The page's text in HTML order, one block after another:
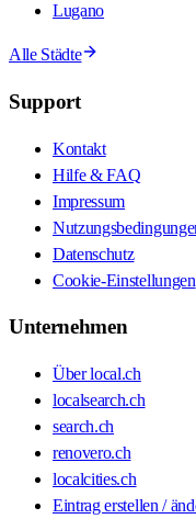
Lugano
Alle Städte
Support
Kontakt
Hilfe & FAQ
Impressum
Datenschutz
Cookie-Einstellungen
Unternehmen
Über local.ch
localsearch.ch
search.ch
renovero.ch
localcities.ch
Eintrag erstellen /